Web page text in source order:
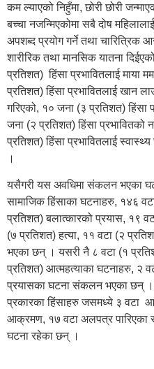
कम ल्याएको निहुँमा, छोरी छोरी
बच्चा नजन्मिएकोमा सबै दोष
अपशब्द प्रयोग गर्ने तथा चारित्रिक
शारीरिक तथा मानसिक यातना
प्रतिशत) हिंसा प्रभावितलाई माया
प्रतिशत) हिंसा प्रभावितलाई खान
गरिएको, १० जना (३ प्रतिशत) हिंसा
जना (२ प्रतिशत) हिंसा प्रभावितको
प्रतिशत) हिंसा प्रभावितलाई
।
यसैगरी यस अवधिमा संकलन भएका
सामाजिक हिंसाका घटनाहरु, १४६
प्रतिशत) बलात्कारको प्रयास, १९
(७ प्रतिशत) हत्या, ११ वटा (२
भएका छन् । यसरी नै ८ वटा (१
प्रतिशत) आत्महत्याका घटनाहरु, २
प्रयासका घटना संकलन भएका छन् ।
प्रकारका हिंसाहरु जसमध्ये ३ वटा
आक्रमण, १७ वटा अलपत्र पारिएका र
घटना रहेका छन् ।